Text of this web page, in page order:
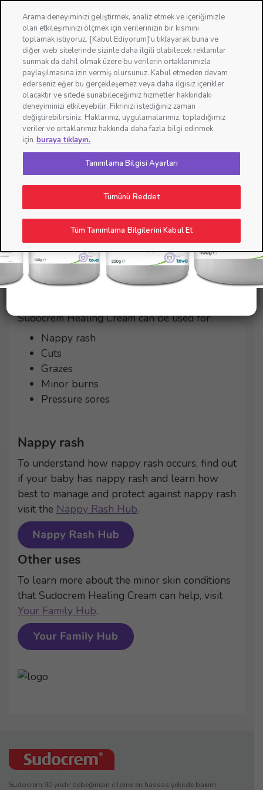
Konum değiştir
Ürün ☰
When to use?
Sudocrem is your simple effective ally
whenever you or your family has a minor skin
Sudocrem Healing Cream can be used for:
Nappy rash
Cuts
Grazes
Minor burns
Pressure sores
Nappy rash
To understand how nappy rash occurs, find out
if your baby has nappy rash and learn how
best to manage and protect against nappy rash
visit the Nappy Rash Hub.
Other uses
To learn more about the minor skin conditions
that Sudocrem Healing Cream can help, visit
Your Family Hub.
Sudocrem 90 yıldır bebeğinizin cildine en hassas şekilde bakım
İşte Karşınınızda
Yenilenen Ambalaj Tasarımı ile
Sudocrem Ailesi
Arama deneyiminizi geliştirmek, analiz etmek ve içeriğimizle
olan etkileşiminizi ölçmek için verilerinizin bir kısmını
toplamak istiyoruz. [Kabul Ediyorum]'u tıklayarak buna ve
diğer web sitelerinde sizinle daha ilgili olabilecek reklamlar
sunmak da dahil olmak üzere bu verilerin ortaklarımızla
paylaşılmasına izin vermiş olursunuz. Kabul etmeden devam
ederseniz eğer bu gerçekleşemez veya daha ilgisiz içerikler
olacaktır ve sitede sunabileceğimiz hizmetler hakkındaki
deneyiminizi etkileyebilir. Fikrinizi istediğiniz zaman
değiştirebilirsiniz. Haklarınız, uygulamalarımız, topladığımız
veriler ve ortaklarımız hakkında daha fazla bilgi edinmek
için
buraya tıklayın.
Tanımlama Bilgisi Ayarları
Tümünü Reddet
Tüm Tanımlama Bilgilerini Kabul Et